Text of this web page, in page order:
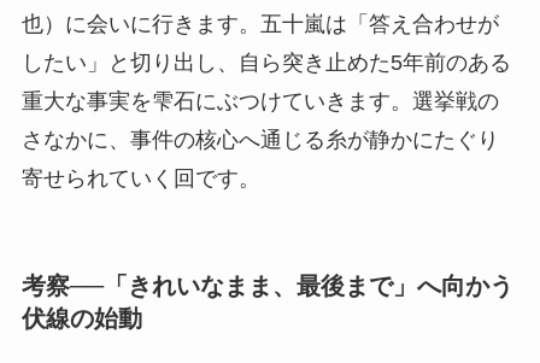
也）に会いに行きます。五十嵐は「答え合わせが
したい」と切り出し、自ら突き止めた5年前のある
重大な事実を雫石にぶつけていきます。選挙戦の
さなかに、事件の核心へ通じる糸が静かにたぐり
寄せられていく回です。
考察──「きれいなまま、最後まで」へ向かう
伏線の始動